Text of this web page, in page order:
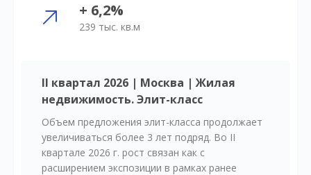
+ 6,2%
239 тыс. кв.м
II квартал 2026 | Москва | Жилая
недвижимость. Элит-класс
Объем предложения элит-класса продолжает
увеличиваться более 3 лет подряд. Во II
квартале 2026 г. рост связан как с
расширением экспозиции в рамках ранее